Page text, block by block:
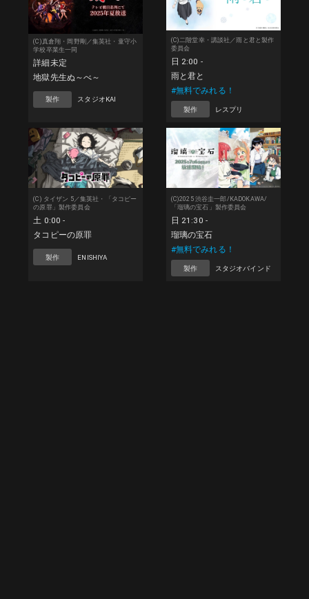
(C)真倉翔・岡野剛／集英社・童守小
学校卒業生一同
詳細未定
地獄先生ぬ～べ～
製作 スタジオKAI
(C)二階堂幸・講談社／雨と君と製作
委員会
日 2:00 -
雨と君と
#無料でみれる！
製作 レスプリ
(C) タイザン 5／集英社・「タコピー
の原罪」製作委員会
土 0:00 -
タコピーの原罪
製作 ENISHIYA
(C)2025 渋谷圭一郎/KADOKAWA/
「瑠璃の宝石」製作委員会
日 21:30 -
瑠璃の宝石
#無料でみれる！
製作 スタジオバインド